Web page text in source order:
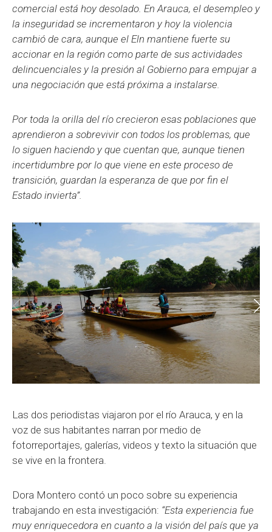
comercial está hoy desolado. En Arauca, el desempleo y
la inseguridad se incrementaron y hoy la violencia
cambió de cara, aunque el Eln mantiene fuerte su
accionar en la región como parte de sus actividades
delincuenciales y la presión al Gobierno para empujar a
una negociación que está próxima a instalarse.
Por toda la orilla del río crecieron esas poblaciones que
aprendieron a sobrevivir con todos los problemas, que
lo siguen haciendo y que cuentan que, aunque tienen
incertidumbre por lo que viene en este proceso de
transición, guardan la esperanza de que por fin el
Estado invierta”.
Las dos periodistas viajaron por el río Arauca, y en la
voz de sus habitantes narran por medio de
fotorreportajes, galerías, videos y texto la situación que
se vive en la frontera.
Dora Montero contó un poco sobre su experiencia
trabajando en esta investigación: “Esta experiencia fue
muy enriquecedora en cuanto a la visión del país que ya